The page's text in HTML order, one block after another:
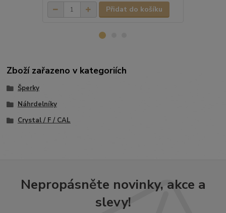
Přidat do košíku
Zboží zařazeno v kategoriích
Šperky
Náhrdelníky
Crystal / F / CAL
Nepropásněte novinky, akce a
slevy!